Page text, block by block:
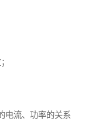
电流、功率的关系